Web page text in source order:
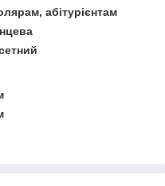
абітурієнтам